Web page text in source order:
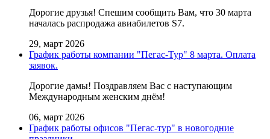
Дорогие друзья! Cпешим сообщить Вам, что 30 марта
началась распродажа авиабилетов S7.
29, март 2026
График работы компании "Пегас-Тур" 8 марта. Оплата
заявок.
Дорогие дамы! Поздравляем Вас с наступающим
Международным женским днём!
06, март 2026
График работы офисов "Пегас-тур" в новогодние